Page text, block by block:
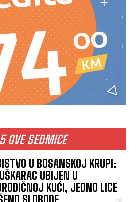
OVE SEDMICE
U BOSANSKOJ KRUPI:
UBIJEN U
KUĆI, JEDNO LICE